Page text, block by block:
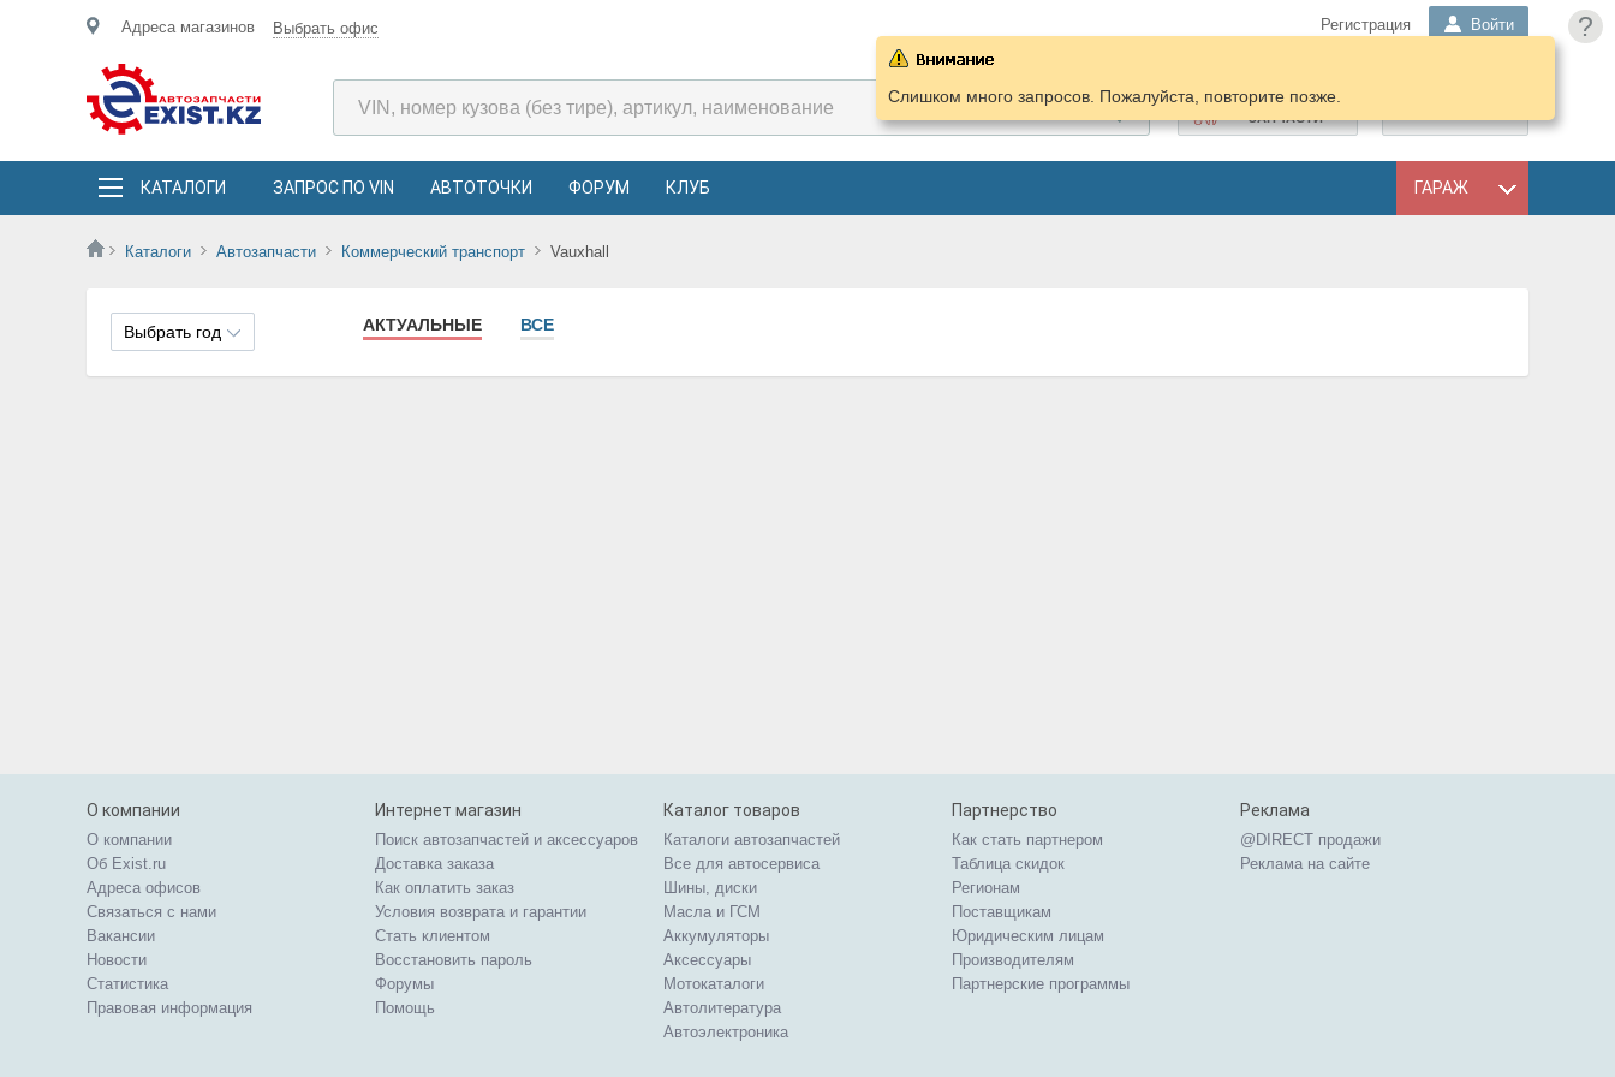
?
Адреса магазинов Выбрать офис Регистрация Войти
ПОДОБРАТЬ
ЗАПЧАСТИ
КАТАЛОГИ ЗАПРОС ПО VIN АВТОТОЧКИ ФОРУМ КЛУБ ГАРАЖ
Каталоги Автозапчасти Коммерческий транспорт Vauxhall
Слишком много запросов. Пожалуйста, повторите позже.
Выбрать год АКТУАЛЬНЫЕ ВСЕ
О компании
О компании
Об Exist.ru
Адреса офисов
Связаться с нами
Вакансии
Новости
Статистика
Правовая информация
Интернет магазин
Поиск автозапчастей и аксессуаров
Доставка заказа
Как оплатить заказ
Условия возврата и гарантии
Стать клиентом
Восстановить пароль
Форумы
Помощь
Каталог товаров
Каталоги автозапчастей
Все для автосервиса
Шины, диски
Масла и ГСМ
Аккумуляторы
Аксессуары
Мотокаталоги
Автолитература
Автоэлектроника
Партнерство
Как стать партнером
Таблица скидок
Регионам
Поставщикам
Юридическим лицам
Производителям
Партнерские программы
Реклама
@DIRECT продажи
Реклама на сайте